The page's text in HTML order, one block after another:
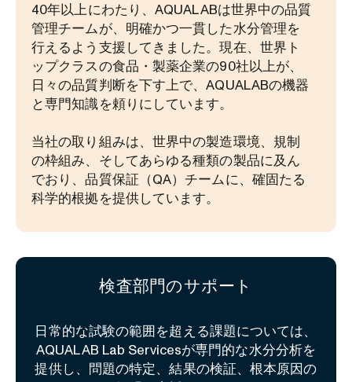
40年以上にわたり、AQUALABは世界中の品質
管理チームが、明確かつ一貫した水分管理を
行えるよう支援してきました。現在、世界ト
ップクラスの食品・製薬企業の90社以上が、
日々の品質判断を下す上で、AQUALABの機器
と専門知識を頼りにしています。
当社の取り組みは、世界中の製造環境、規制
の枠組み、そしてあらゆる種類の製品に及ん
でおり、品質保証（QA）チームに、確固たる
科学的根拠を提供しています。
検査部門のサポート
日常的な試験の範囲を超える課題については、
AQUALAB Lab Servicesが専門的な水分分析を
提供し、問題の特定、結果の検証、根本原因の